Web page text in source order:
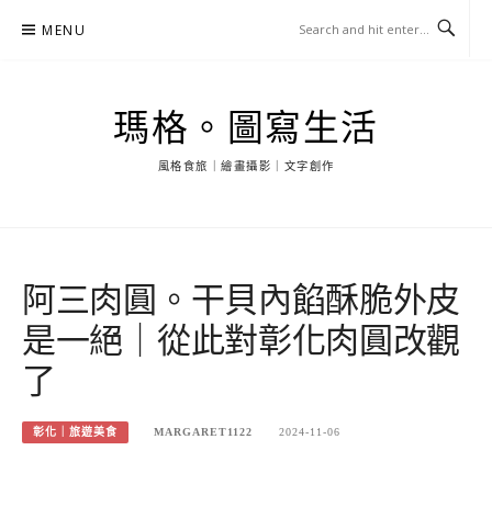
MENU
瑪格。圖寫生活
風格食旅｜繪畫攝影｜文字創作
阿三肉圓。干貝內餡酥脆外皮
是一絕｜從此對彰化肉圓改觀
了
彰化｜旅遊美食 MARGARET1122 2024-11-06